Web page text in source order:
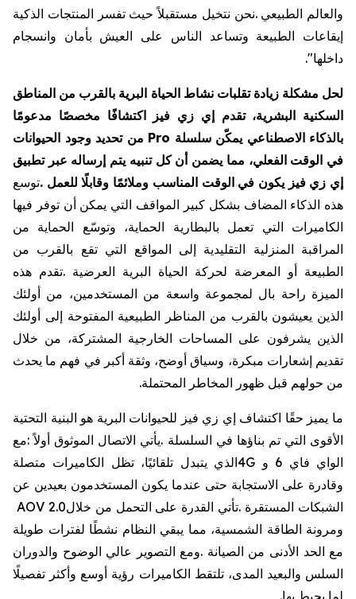
والعالم الطبيعي .نحن نتخيل مستقبلاً حيث تفسر المنتجات الذكية
إيقاعات الطبيعة وتساعد الناس على العيش بأمان وانسجام
داخلها."
لحل مشكلة زيادة تقلبات نشاط الحياة البرية بالقرب من المناطق
السكنية البشرية، تقدم إي زي فيز اكتشافًا مخصصًا مدعومًا
بالذكاء الاصطناعي يمكّن سلسلة Pro من تحديد وجود الحيوانات
في الوقت الفعلي، مما يضمن أن كل تنبيه يتم إرساله عبر تطبيق
إي زي فيز يكون في الوقت المناسب وملائمًا وقابلًا للعمل .توسع
هذه الذكاء المضاف بشكل كبير المواقف التي يمكن أن توفر فيها
الكاميرات التي تعمل بالبطارية الحماية، وتوسّع الحماية من
المراقبة المنزلية التقليدية إلى المواقع التي تقع بالقرب من
الطبيعة أو المعرضة لحركة الحياة البرية العرضية .تقدم هذه
الميزة راحة بال لمجموعة واسعة من المستخدمين، من أولئك
الذين يعيشون بالقرب من المناظر الطبيعية المفتوحة إلى أولئك
الذين يشرفون على المساحات الخارجية المشتركة، من خلال
تقديم إشعارات مبكرة، وسياق أوضح، وثقة أكبر في فهم ما يحدث
من حولهم قبل ظهور المخاطر المحتملة.
ما يميز حقًا اكتشاف إي زي فيز للحيوانات البرية هو البنية التحتية
الأقوى التي تم بناؤها في السلسلة .يأتي الاتصال الموثوق أولاً:مع
الواي فاي 6 و 4Gالذي يتبدل تلقائيًا، تظل الكاميرات متصلة
وقادرة على الاستجابة حتى عندما يكون المستخدمون بعيدين عن
الشبكات المستقرة .تأتي القدرة على التحمل من خلالAOV 2.0
ومرونة الطاقة الشمسية، مما يبقي النظام نشطًا لفترات طويلة
مع الحد الأدنى من الصيانة .ومع التصوير عالي الوضوح والدوران
السلس والبعيد المدى، تلتقط الكاميرات رؤية أوسع وأكثر تفصيلًا
لما يحيط بها.